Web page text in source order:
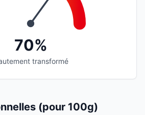
70%
transformé
(pour 100g)